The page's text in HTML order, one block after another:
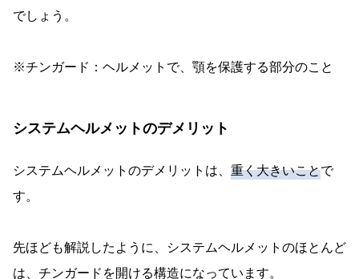
でしょう。
※チンガード：ヘルメットで、顎を保護する部分のこと
システムヘルメットのデメリット
システムヘルメットのデメリットは、 重く大きいことで
す。
先ほども解説したように、システムヘルメットのほとんど
は、チンガードを開ける構造になっています。